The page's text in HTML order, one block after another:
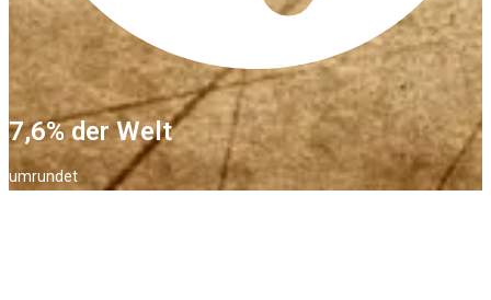
7,6% der Welt
umrundet